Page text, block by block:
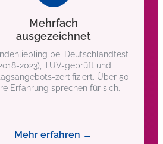
Mehrfach
ausgezeichnet
bei Deutschlandtest
2023), TÜV-geprüft und
zertifiziert. Über 50
Erfahrung sprechen für sich.
Mehr erfahren →